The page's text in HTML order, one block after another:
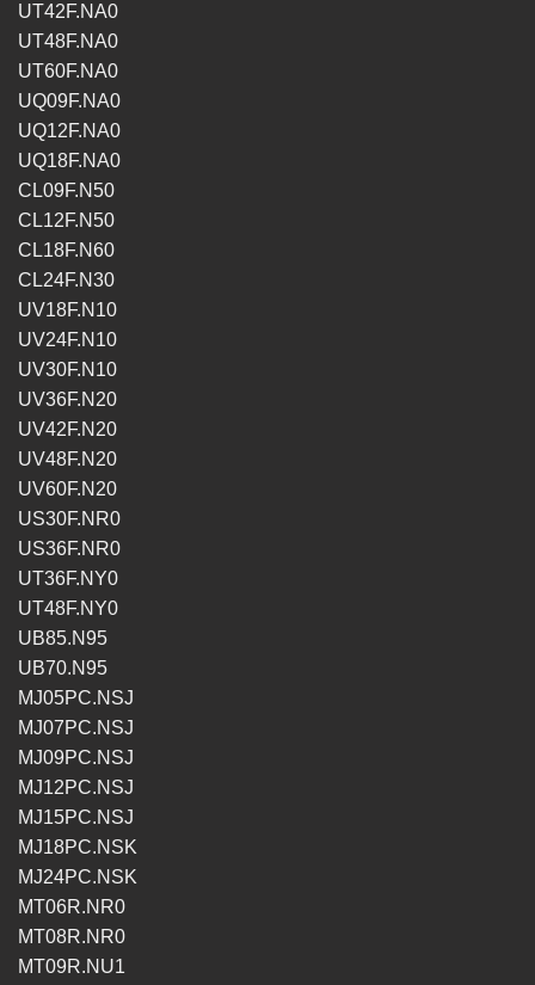
UT42F.NA0
UT48F.NA0
UT60F.NA0
UQ09F.NA0
UQ12F.NA0
UQ18F.NA0
CL09F.N50
CL12F.N50
CL18F.N60
CL24F.N30
UV18F.N10
UV24F.N10
UV30F.N10
UV36F.N20
UV42F.N20
UV48F.N20
UV60F.N20
US30F.NR0
US36F.NR0
UT36F.NY0
UT48F.NY0
UB85.N95
UB70.N95
MJ05PC.NSJ
MJ07PC.NSJ
MJ09PC.NSJ
MJ12PC.NSJ
MJ15PC.NSJ
MJ18PC.NSK
MJ24PC.NSK
MT06R.NR0
MT08R.NR0
MT09R.NU1